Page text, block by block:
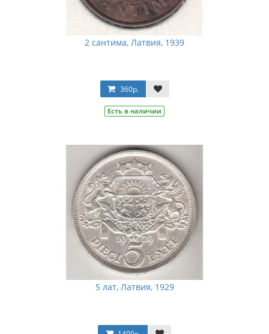
2 сантима, Латвия, 1939
360р.
Есть в наличии
5 лат, Латвия, 1929